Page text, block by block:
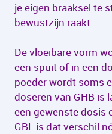
je eigen braaksel te
bewustzijn raakt.
De vloeibare vorm
een spuit of in een
poeder wordt soms
doseren van GHB is
een gewenste dosis
GBL is dat verschil